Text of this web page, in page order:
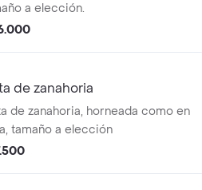
a elección.
de zanahoria
de zanahoria, horneada como en
tamaño a elección